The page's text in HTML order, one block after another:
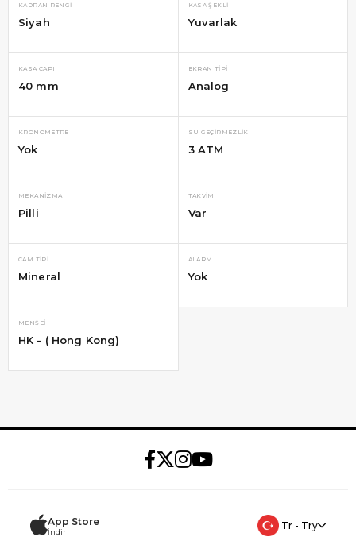
KADRAN RENGI
Siyah
KASA ŞEKLI
Yuvarlak
KASA ÇAPI
40 mm
EKRAN TIPI
Analog
KRONOMETRE
Yok
SU GEÇIRMEZLIK
3 ATM
MEKANIZMA
Pilli
TAKVIM
Var
CAM TIPI
Mineral
ALARM
Yok
MENŞEI
HK - ( Hong Kong)
App Store
İndir
Tr - Try